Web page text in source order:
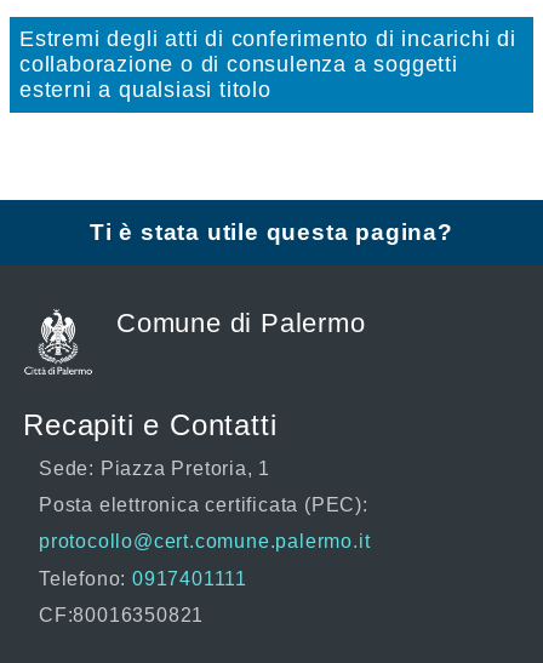
Estremi degli atti di conferimento di incarichi di
collaborazione o di consulenza a soggetti
esterni a qualsiasi titolo
Ti è stata utile questa pagina?
Comune di Palermo
Recapiti e Contatti
Sede: Piazza Pretoria, 1
Posta elettronica certificata (PEC):
protocollo@cert.comune.palermo.it
Telefono: 0917401111
CF:80016350821